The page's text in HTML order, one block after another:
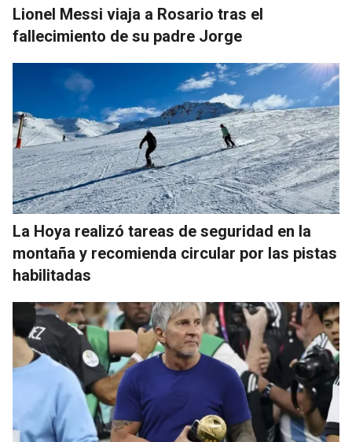
Lionel Messi viaja a Rosario tras el
fallecimiento de su padre Jorge
La Hoya realizó tareas de seguridad en la
montaña y recomienda circular por las pistas
habilitadas